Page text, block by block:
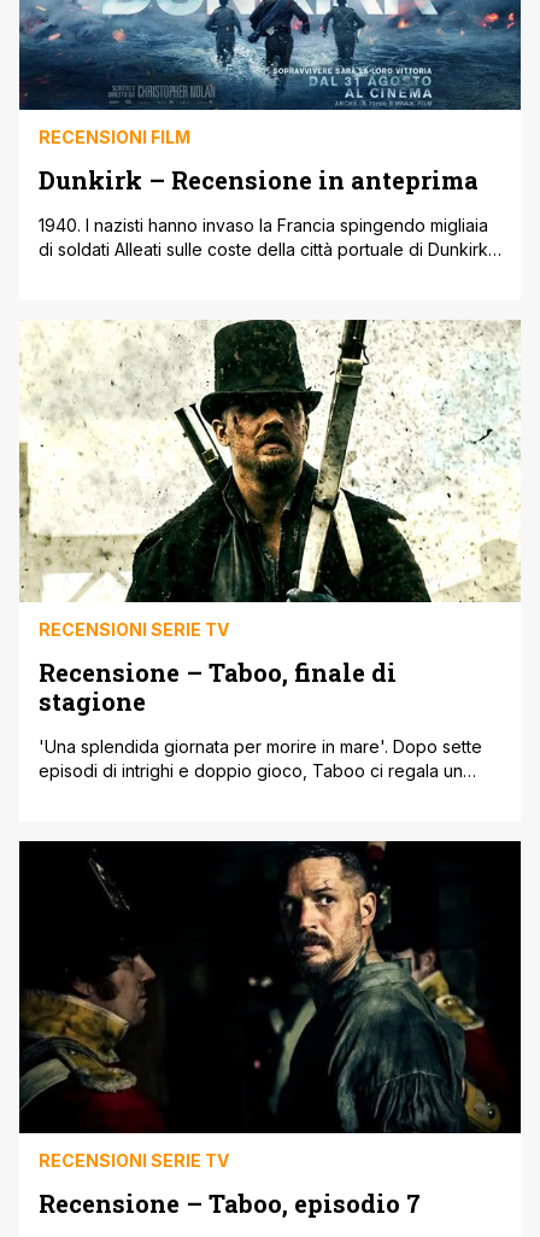
RECENSIONI FILM
Dunkirk – Recensione in anteprima
1940. I nazisti hanno invaso la Francia spingendo migliaia
di soldati Alleati sulle coste della città portuale di Dunkirk.
navi civili inglesi e protetti dai caccia Spitfire. E' sempre
mancato mezzo gradino ai film di Christopher Nolan per
essere ascritti al [']
RECENSIONI SERIE TV
Recensione – Taboo, finale di
stagione
'Una splendida giornata per morire in mare'. Dopo sette
episodi di intrighi e doppio gioco, Taboo ci regala un
poco più di cinquanta minuti, riesce a districare tutti i nodi
accumulati sul pettine delle scorse puntate, cogliendo
anche [']
RECENSIONI SERIE TV
Recensione – Taboo, episodio 7